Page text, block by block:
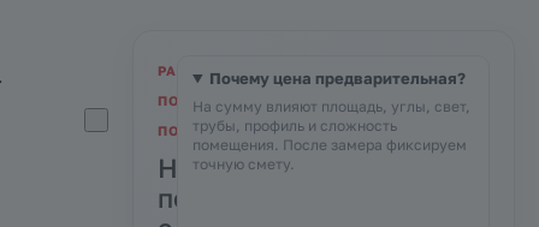
РАСЧЁТ
ПО
ПОМЕЩЕНИЮ
Натяжные
потолки
Почему цена предварительная?
На сумму влияют площадь, углы, свет,
трубы, профиль и сложность
помещения. После замера фиксируем
точную смету.